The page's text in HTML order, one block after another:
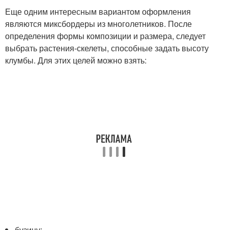
Еще одним интересным вариантом оформления
являются миксбордеры из многолетников. После
определения формы композиции и размера, следует
выбрать растения-скелеты, способные задать высоту
клумбы. Для этих целей можно взять: